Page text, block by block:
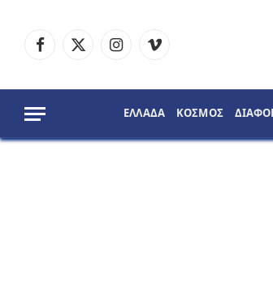
Facebook
X
InstagramVimeo
ΕΛΛΑΔΑ ΚΟΣΜΟΣ